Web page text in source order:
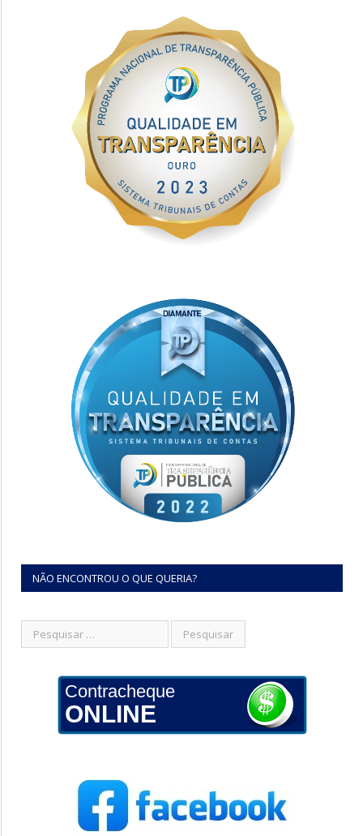
NÃO ENCONTROU O QUE QUERIA?
Contracheque
ONLINE